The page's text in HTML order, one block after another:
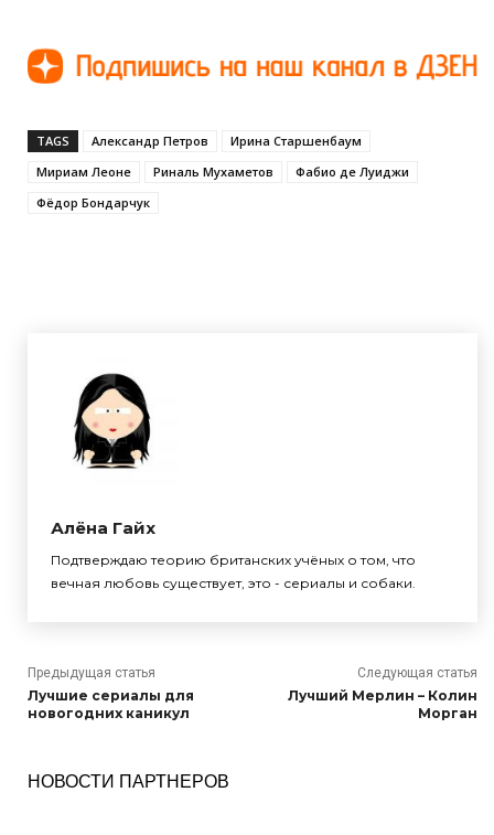
TAGS Александр Петров
Ирина Старшенбаум
Мириам Леоне
Риналь Мухаметов
Фабио де Луиджи
Фёдор Бондарчук
Алёна Гайх
Подтверждаю теорию британских учёных о том, что
вечная любовь существует, это - сериалы и собаки.
Предыдущая статья
Лучшие сериалы для
новогодних каникул
Следующая статья
Лучший Мерлин – Колин
Морган
НОВОСТИ ПАРТНЕРОВ